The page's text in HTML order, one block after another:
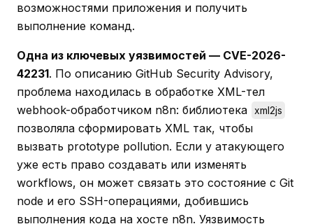
возможностями приложения и получить
выполнение команд.
Одна из ключевых уязвимостей — CVE-2026-
42231. По описанию GitHub Security Advisory,
проблема находилась в обработке XML-тел
webhook-обработчиком n8n: библиотека xml2js
позволяла сформировать XML так, чтобы
вызвать prototype pollution. Если у атакующего
уже есть право создавать или изменять
workflows, он может связать это состояние с Git
node и его SSH-операциями, добившись
выполнения кода на хосте n8n. Уязвимость